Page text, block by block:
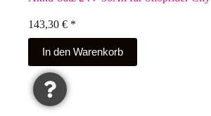
143,30 € *
In den Warenkorb